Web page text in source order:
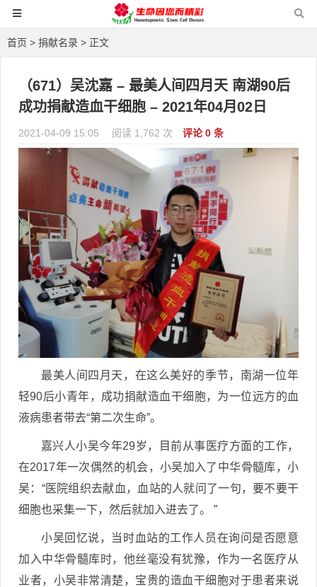
首页 > 捐献名录 > 正文
（671）吴沈嘉 – 最美人间四月天 南湖90后
成功捐献造血干细胞 – 2021年04月02日
2021-04-09 15:05 阅读 1,762 次 评论 0 条
最美人间四月天，在这么美好的季节，南湖一位年
轻90后小青年，成功捐献造血干细胞，为一位远方的血
液病患者带去“第二次生命”。
嘉兴人小吴今年29岁，目前从事医疗方面的工作，
在2017年一次偶然的机会，小吴加入了中华骨髓库，小
吴：“医院组织去献血，血站的人就问了一句，要不要干
细胞也采集一下，然后就加入进去了。 ”
小吴回忆说，当时血站的工作人员在询问是否愿意
加入中华骨髓库时，他丝毫没有犹豫，作为一名医疗从
业者，小吴非常清楚，宝贵的造血干细胞对于患者来说